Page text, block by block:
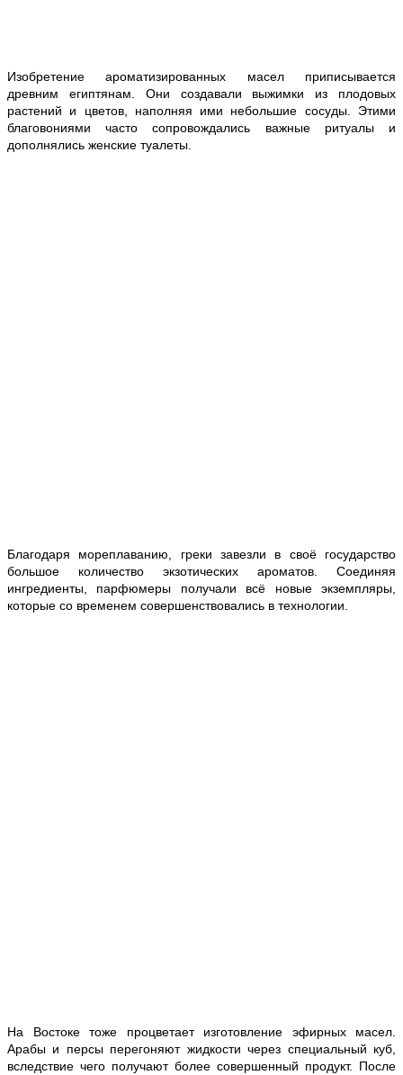
Изобретение ароматизированных масел приписывается
древним египтянам. Они создавали выжимки из плодовых
растений и цветов, наполняя ими небольшие сосуды. Этими
благовониями часто сопровождались важные ритуалы и
дополнялись женские туалеты.
Благодаря мореплаванию, греки завезли в своё государство
большое количество экзотических ароматов. Соединяя
ингредиенты, парфюмеры получали всё новые экземпляры,
которые со временем совершенствовались в технологии.
На Востоке тоже процветает изготовление эфирных масел.
Арабы и персы перегоняют жидкости через специальный куб,
вследствие чего получают более совершенный продукт. После